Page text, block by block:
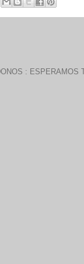
: ESPERAMOS